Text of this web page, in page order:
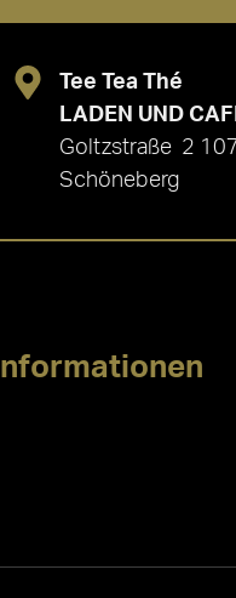
Tee Tea Thé
LADEN UND
Goltzstraße 2
Schöneberg
Informationen